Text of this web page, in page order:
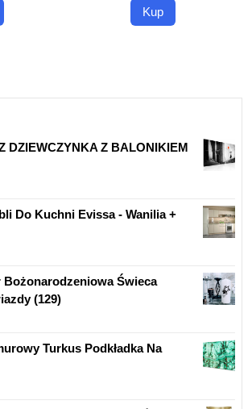
Kup
DZIEWCZYNKA Z BALONIKIEM
Do Kuchni Evissa - Wanilia +
Bożonarodzeniowa Świeca
(129)
Turkus Podkładka Na